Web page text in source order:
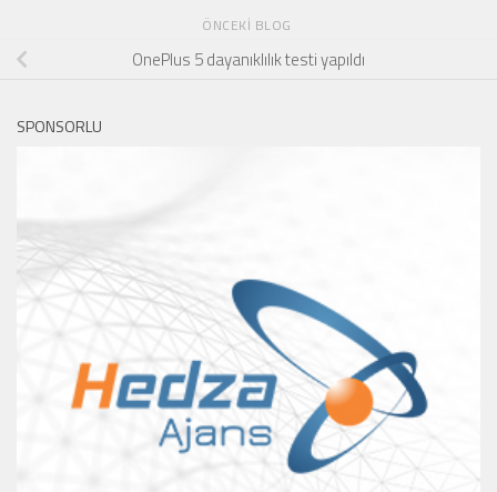
ÖNCEKI BLOG
OnePlus 5 dayanıklılık testi yapıldı
SPONSORLU